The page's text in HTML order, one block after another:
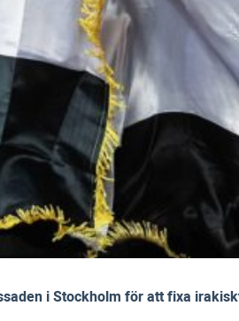
i Stockholm för att fixa